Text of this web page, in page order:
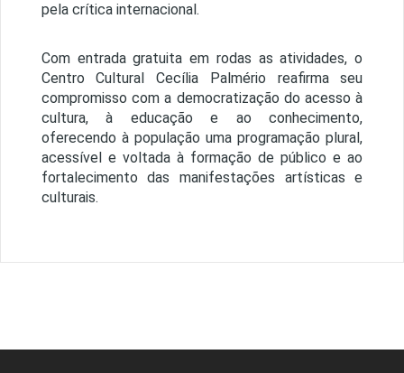
pela crítica internacional.
Com entrada gratuita em rodas as atividades, o
Centro Cultural Cecília Palmério reafirma seu
compromisso com a democratização do acesso à
cultura, à educação e ao conhecimento,
oferecendo à população uma programação plural,
acessível e voltada à formação de público e ao
fortalecimento das manifestações artísticas e
culturais.